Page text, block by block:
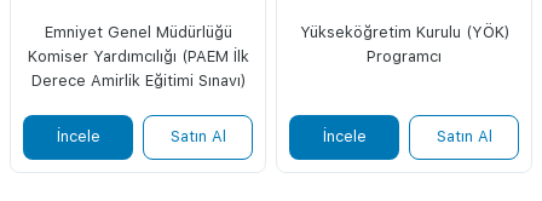
Emniyet Genel Müdürlüğü
Komiser Yardımcılığı (PAEM İlk
Derece Amirlik Eğitimi Sınavı)
İncele Satın Al
Yükseköğretim Kurulu (YÖK)
Programcı
İncele Satın Al